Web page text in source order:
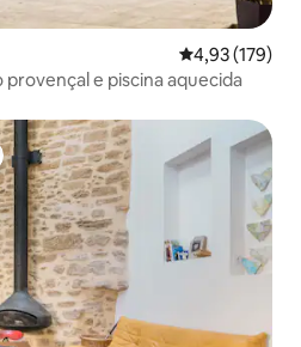
4,93 de uma
4,93 (179)
e piscina aquecida